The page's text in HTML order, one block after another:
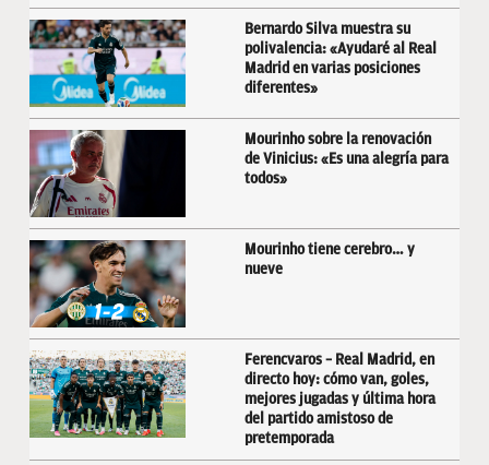
Bernardo Silva muestra su
polivalencia: «Ayudaré al Real
Madrid en varias posiciones
diferentes»
Mourinho sobre la renovación
de Vinicius: «Es una alegría para
todos»
Mourinho tiene cerebro… y
nueve
Ferencvaros – Real Madrid, en
directo hoy: cómo van, goles,
mejores jugadas y última hora
del partido amistoso de
pretemporada